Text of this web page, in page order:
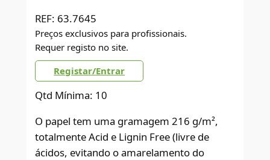
REF: 63.7645
Preços exclusivos para profissionais.
Requer registo no site.
Registar/Entrar
Qtd Mínima: 10
O papel tem uma gramagem 216 g/m²,
totalmente Acid e Lignin Free (livre de
ácidos, evitando o amarelamento do